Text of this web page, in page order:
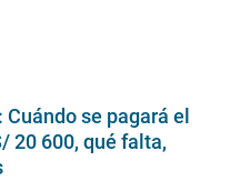
se pagará el
20 600, qué falta,